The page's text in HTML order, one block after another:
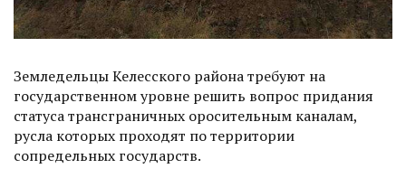
Земледельцы Келесского района требуют на
государственном уровне решить вопрос придания
статуса трансграничных оросительным каналам,
русла которых проходят по территории
сопредельных государств.